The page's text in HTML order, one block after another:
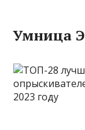
Умница